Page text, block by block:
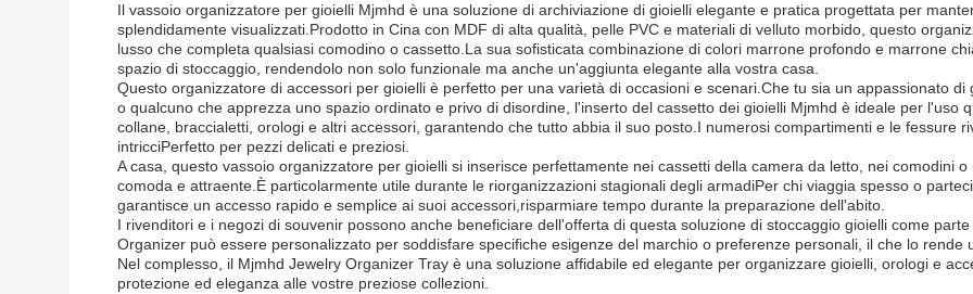
Il vassoio organizzatore per gioielli Mjmhd è una soluzione di archiviazione di gioielli elegante e pratica progettata per
splendidamente visualizzati.Prodotto in Cina con MDF di alta qualità, pelle PVC e materiali di velluto morbido, questo
lusso che completa qualsiasi comodino o cassetto.La sua sofisticata combinazione di colori marrone profondo e marrone
spazio di stoccaggio, rendendolo non solo funzionale ma anche un'aggiunta elegante alla vostra casa.
Questo organizzatore di accessori per gioielli è perfetto per una varietà di occasioni e scenari.Che tu sia un appassionato
o qualcuno che apprezza uno spazio ordinato e privo di disordine, l'inserto del cassetto dei gioielli Mjmhd è ideale per l'uso
collane, braccialetti, orologi e altri accessori, garantendo che tutto abbia il suo posto.I numerosi compartimenti e le fessure
intricciPerfetto per pezzi delicati e preziosi.
A casa, questo vassoio organizzatore per gioielli si inserisce perfettamente nei cassetti della camera da letto, nei comodini
comoda e attraente.È particolarmente utile durante le riorganizzazioni stagionali degli armadiPer chi viaggia spesso o
garantisce un accesso rapido e semplice ai suoi accessori,risparmiare tempo durante la preparazione dell'abito.
I rivenditori e i negozi di souvenir possono anche beneficiare dell'offerta di questa soluzione di stoccaggio gioielli come
Organizer può essere personalizzato per soddisfare specifiche esigenze del marchio o preferenze personali, il che lo
Nel complesso, il Mjmhd Jewelry Organizer Tray è una soluzione affidabile ed elegante per organizzare gioielli, orologi e
protezione ed eleganza alle vostre preziose collezioni.